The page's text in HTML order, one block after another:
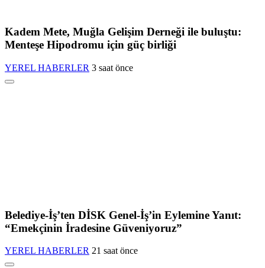
Kadem Mete, Muğla Gelişim Derneği ile buluştu:
Menteşe Hipodromu için güç birliği
YEREL HABERLER 3 saat önce
Belediye-İş’ten DİSK Genel-İş’in Eylemine Yanıt:
“Emekçinin İradesine Güveniyoruz”
YEREL HABERLER 21 saat önce